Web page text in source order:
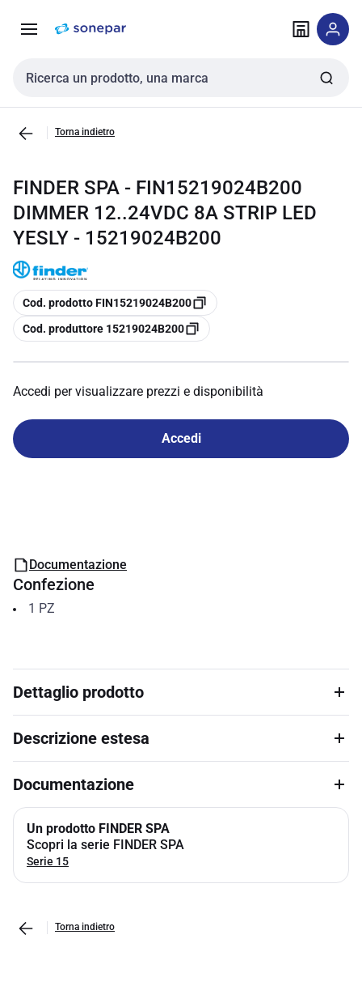
navigazione alla
Cerca input
Torna indietro
FINDER SPA - FIN15219024B200
DIMMER 12..24VDC 8A STRIP LED
YESLY - 15219024B200
copia
Cod. prodotto FIN15219024B200
copia
Cod. produttore 15219024B200
Accedi per visualizzare prezzi e disponibilità
Accedi
Documentazione
Confezione
1 PZ
Dettaglio prodotto
Descrizione estesa
Documentazione
Un prodotto FINDER SPA
Scopri la serie FINDER SPA
Serie 15
Torna indietro